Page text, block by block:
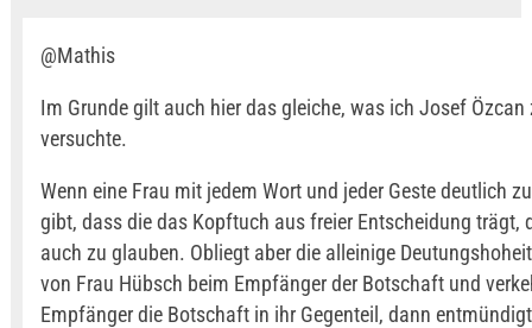
@Mathis
Im Grunde gilt auch hier das gleiche, was ich Josef Özcan
versuchte.
Wenn eine Frau mit jedem Wort und jeder Geste deutlich
gibt, dass die das Kopftuch aus freier Entscheidung trägt,
auch zu glauben. Obliegt aber die alleinige
von Frau Hübsch beim Empfänger der Botschaft und
Empfänger die Botschaft in ihr Gegenteil, dann